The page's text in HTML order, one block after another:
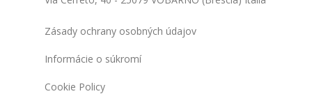
Zásady ochrany osobných údajov
Informácie o súkromí
Cookie Policy